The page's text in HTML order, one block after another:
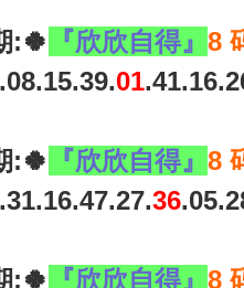
:🍀 『欣欣自得』 8
01
:🍀 『欣欣自得』 8
36
:🍀 『欣欣自得』 8